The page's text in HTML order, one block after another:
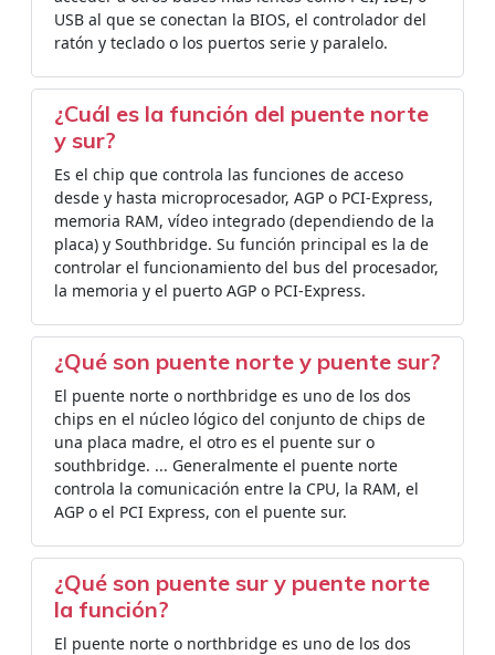
USB al que se conectan la BIOS, el controlador del
ratón y teclado o los puertos serie y paralelo.
¿Cuál es la función del puente norte
y sur?
Es el chip que controla las funciones de acceso
desde y hasta microprocesador, AGP o PCI-Express,
memoria RAM, vídeo integrado (dependiendo de la
placa) y Southbridge. Su función principal es la de
controlar el funcionamiento del bus del procesador,
la memoria y el puerto AGP o PCI-Express.
¿Qué son puente norte y puente sur?
El puente norte o northbridge es uno de los dos
chips en el núcleo lógico del conjunto de chips de
una placa madre, el otro es el puente sur o
southbridge. ... Generalmente el puente norte
controla la comunicación entre la CPU, la RAM, el
AGP o el PCI Express, con el puente sur.
¿Qué son puente sur y puente norte
la función?
El puente norte o northbridge es uno de los dos